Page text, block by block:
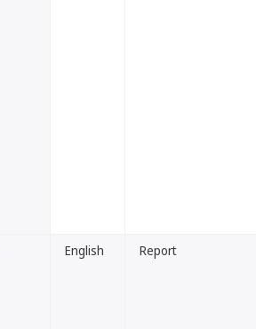
English Report